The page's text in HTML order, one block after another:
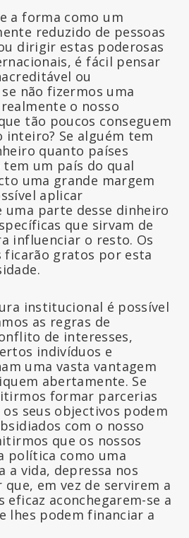
a forma como um
reduzido de pessoas
dirigir estas poderosas
é fácil pensar
ou
não fizermos uma
o nosso
tão poucos conseguem
inteiro? Se alguém tem
quanto países
um país do qual
uma grande margem
aplicar
parte desse dinheiro
que sirvam de
influenciar o resto. Os
ficarão gratos por esta
institucional é possível
as regras de
de interesses,
indivíduos e
uma vasta vantagem
abertamente. Se
formar parcerias
seus objectivos podem
com o nosso
que os nossos
política como uma
a vida, depressa nos
em vez de servirem a
eficaz aconchegarem-se a
lhes podem financiar a